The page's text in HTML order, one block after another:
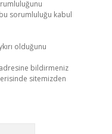
sorumluluğu kabul
olduğunu
adresine bildirmeniz
sitemizden